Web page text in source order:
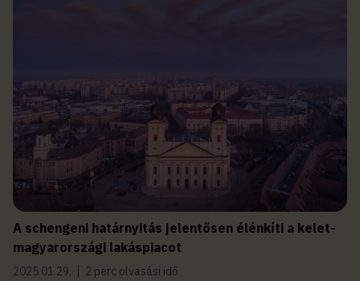
A schengeni határnyitás jelentősen élénkíti a kelet-
magyarországi lakáspiacot
2025.01.29. 2 perc olvasási idő